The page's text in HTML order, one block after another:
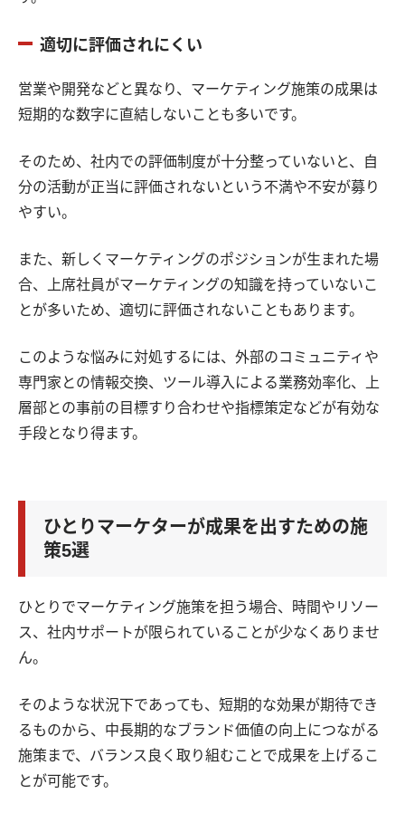
適切に評価されにくい
営業や開発などと異なり、マーケティング施策の成果は
短期的な数字に直結しないことも多いです。
そのため、社内での評価制度が十分整っていないと、自
分の活動が正当に評価されないという不満や不安が募り
やすい。
また、新しくマーケティングのポジションが生まれた場
合、上席社員がマーケティングの知識を持っていないこ
とが多いため、適切に評価されないこともあります。
このような悩みに対処するには、外部のコミュニティや
専門家との情報交換、ツール導入による業務効率化、上
層部との事前の目標すり合わせや指標策定などが有効な
手段となり得ます。
ひとりマーケターが成果を出すための施
策5選
ひとりでマーケティング施策を担う場合、時間やリソー
ス、社内サポートが限られていることが少なくありませ
ん。
そのような状況下であっても、短期的な効果が期待でき
るものから、中長期的なブランド価値の向上につながる
施策まで、バランス良く取り組むことで成果を上げるこ
とが可能です。